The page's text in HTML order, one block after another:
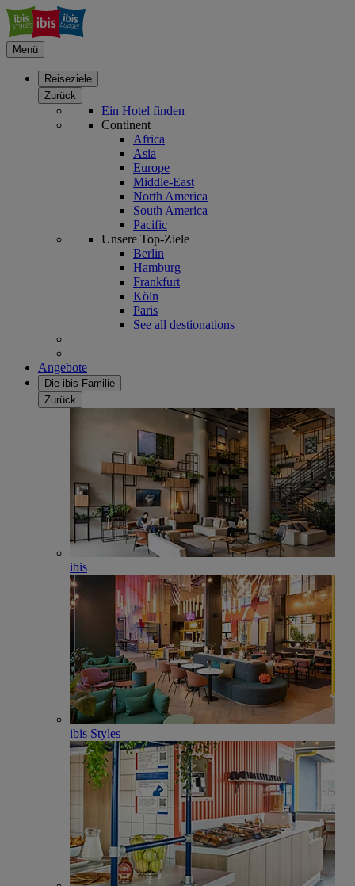
Menü
Reiseziele
Zurück
Ein Hotel finden
Continent
Africa
Asia
Europe
Middle-East
North America
South America
Pacific
Unsere Top-Ziele
Berlin
Hamburg
Frankfurt
Köln
Paris
See all destionations
Angebote
Die ibis Familie
Zurück
ibis
ibis Styles